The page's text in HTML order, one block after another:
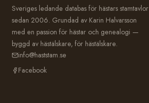
Sveriges ledande databas för hästars stamtavlor
sedan 2006. Grundad av Karin Halvarsson
med en passion för hästar och genealogi —
byggd av hästälskare, för hästälskare.
info@haststam.se
Facebook